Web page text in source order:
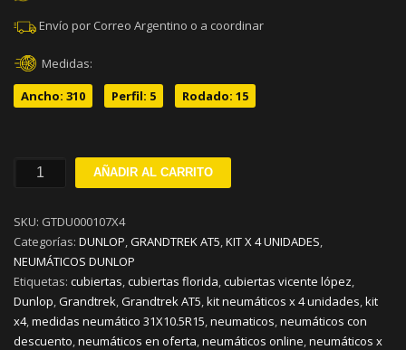
Envío por Correo Argentino o a coordinar
Medidas:
Ancho: 310
Perfil: 5 Rodado: 15
31X10.5R15
AT5
S109
KIT
x
4
cantidad
AÑADIR AL CARRITO
SKU: GTDU000107X4
Categorías: DUNLOP,GRANDTREK AT5,KIT X 4 UNIDADES,
NEUMÁTICOS DUNLOP
Etiquetas: cubiertas,cubiertas florida,cubiertas vicente lópez,
Dunlop,Grandtrek,Grandtrek AT5,kit neumáticos x 4 unidades,kit
x4,medidas neumático 31X10.5R15,neumaticos,neumáticos con
descuento,neumáticos en oferta,neumáticos online,neumáticos x